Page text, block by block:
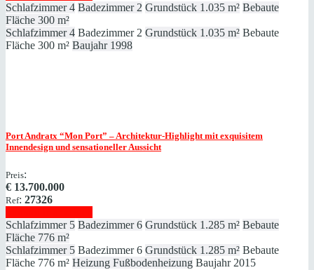
Schlafzimmer 4 Badezimmer 2 Grundstück 1.035 m² Bebaute
Fläche 300 m²
Schlafzimmer 4 Badezimmer 2 Grundstück 1.035 m² Bebaute
Fläche 300 m² Baujahr 1998
Port Andratx “Mon Port” – Architektur-Highlight mit exquisitem
Innendesign und sensationeller Aussicht
Preis:
€ 13.700.000
Ref: 27326
Schlafzimmer 5 Badezimmer 6 Grundstück 1.285 m² Bebaute
Fläche 776 m²
Schlafzimmer 5 Badezimmer 6 Grundstück 1.285 m² Bebaute
Fläche 776 m² Heizung Fußbodenheizung Baujahr 2015